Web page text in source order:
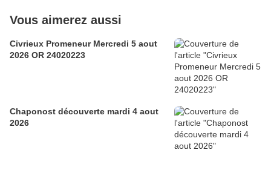
Vous aimerez aussi
Civrieux Promeneur Mercredi 5 aout
2026 OR 24020223
Chaponost découverte mardi 4 aout
2026